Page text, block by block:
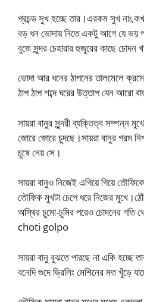
প্রচন্ড সুখ হচ্ছে তার।এরকম সুখ
বড় ধন ভোদায় নিতে একটু আগে যে ভয়
বুজে সুন্দর চেহারার হুজুরের কাছে চোদন
ভোদা আর ধনের ঠাপনের তালমেলে
ঠাপ ঠাপ শব্দে ঘরের উত্তাপ যেন আরো
সায়রা বানুর সুন্দরী ব্যক্তিত্ব সম্পন্ন
জোরে জোরে চুদছে।সায়রা বানুর গরম
চুষে নেয় সে।
সায়রা বানুও নিজেই এগিয়ে গিয়ে
তৌফিক মুখটা চেপে ধরে নিজের
অস্থির চুমো-চুমির পরেও চোদনের গতি
choti golpo
সায়রা বানু বুঝতে পারছে না একি হচ্ছে
বনেদি গুদে ড্রিলিং মেশিনের মত খুঁড়ে